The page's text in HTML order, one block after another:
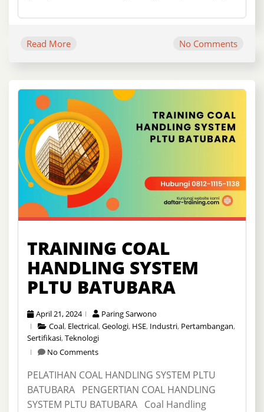
Read More No Comments
TRAINING COAL
HANDLING SYSTEM
PLTU BATUBARA
April 21, 2024
Paring Sarwono
Coal, Electrical,Geologi, HSE, Industri, Pertambangan,
Sertifikasi,Teknologi
No Comments
PELATIHAN COAL HANDLING SYSTEM PLTU
BATUBARA PENGERTIAN COAL HANDLING
SYSTEM PLTU BATUBARA Coal Handling